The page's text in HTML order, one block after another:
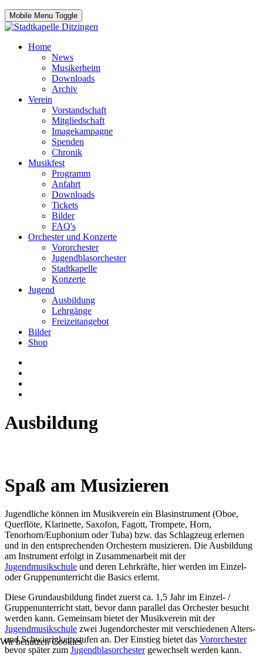
Mobile Menu Toggle
Home
News
Musikerheim
Downloads
Archiv
Verein
Vorstandschaft
Mitgliedschaft
Imagekampagne
Spenden
Chronik
Musikfest
Programm
Anfahrt
Downloads
Tickets
Bilder
FAQ's
Orchester und Konzerte
Vororchester
Jugendblasorchester
Stadtkapelle
Konzerte
Jugend
Ausbildung
Lehrgänge
Freizeitangebot
Bilder
Shop
Ausbildung
Spaß am Musizieren
Jugendliche können im Musikverein ein Blasinstrument (Oboe,
Querflöte, Klarinette, Saxofon, Fagott, Trompete, Horn,
Tenorhorn/Euphonium oder Tuba) bzw. das Schlagzeug erlernen
und in den entsprechenden Orchestern musizieren. Die Ausbildung
am Instrument erfolgt in Zusammenarbeit mit der
Jugendmusikschule und deren Lehrkräfte, hier werden im Einzel-
oder Gruppenunterricht die Basics erlernt.
Diese Grundausbildung findet zuerst ca. 1,5 Jahr im Einzel- /
Gruppenunterricht statt, bevor dann parallel das Orchester besucht
werden kann. Gemeinsam bietet der Musikverein mit der
Jugendmusikschule zwei Jugendorchester mit verschiedenen Alters-
und Schwierigkeitsstufen an. Der Einstieg bietet das Vororchester
bevor später zum Jugendblasorchestergewechselt werden kann.
Wir benutzen Cookies